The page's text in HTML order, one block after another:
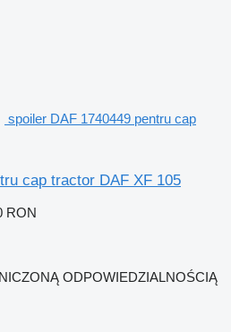
spoiler DAF 1740449 pentru cap
cap tractor DAF XF 105
RON
ODPOWIEDZIALNOŚCIĄ